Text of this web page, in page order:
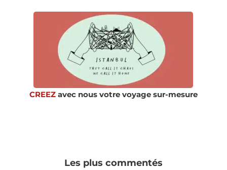
CREEZ avec nous votre voyage sur-mesure
Les plus commentés